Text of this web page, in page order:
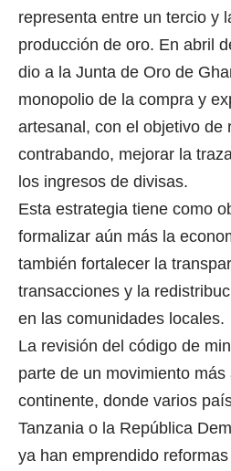
representa entre un tercio y
producción de oro. En abril
dio a la Junta de Oro de
monopolio de la compra y
artesanal, con el objetivo de
contrabando, mejorar la
los ingresos de divisas.
Esta estrategia tiene como
formalizar aún más la
también fortalecer la
transacciones y la
en las comunidades locales.
La revisión del código de
parte de un movimiento más
continente, donde varios
Tanzania o la República
ya han emprendido